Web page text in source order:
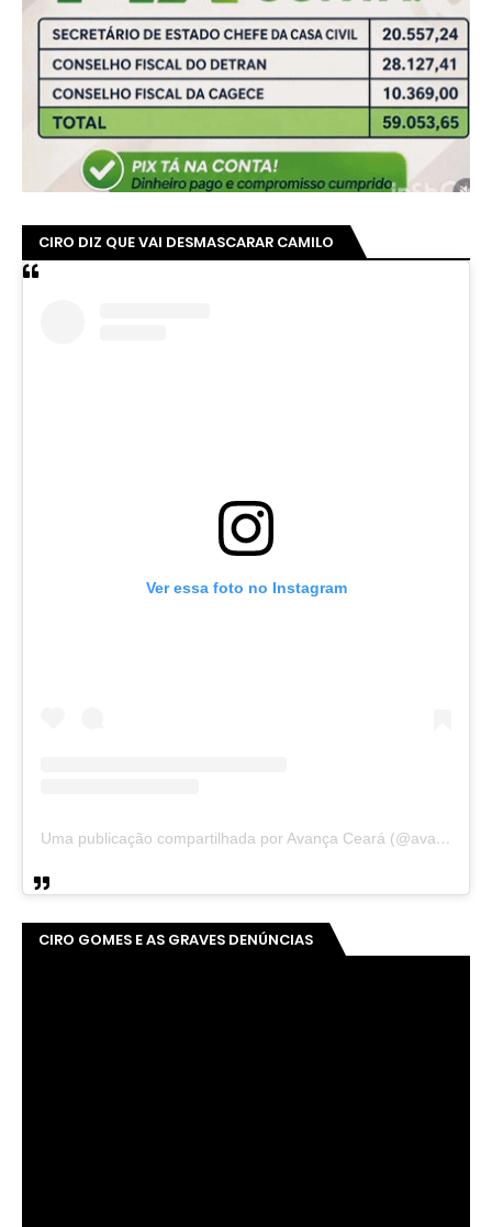
CIRO DIZ QUE VAI DESMASCARAR CAMILO
Ver essa foto no Instagram
Uma publicação compartilhada por Avança Ceará (@avancaceara)
CIRO GOMES E AS GRAVES DENÚNCIAS